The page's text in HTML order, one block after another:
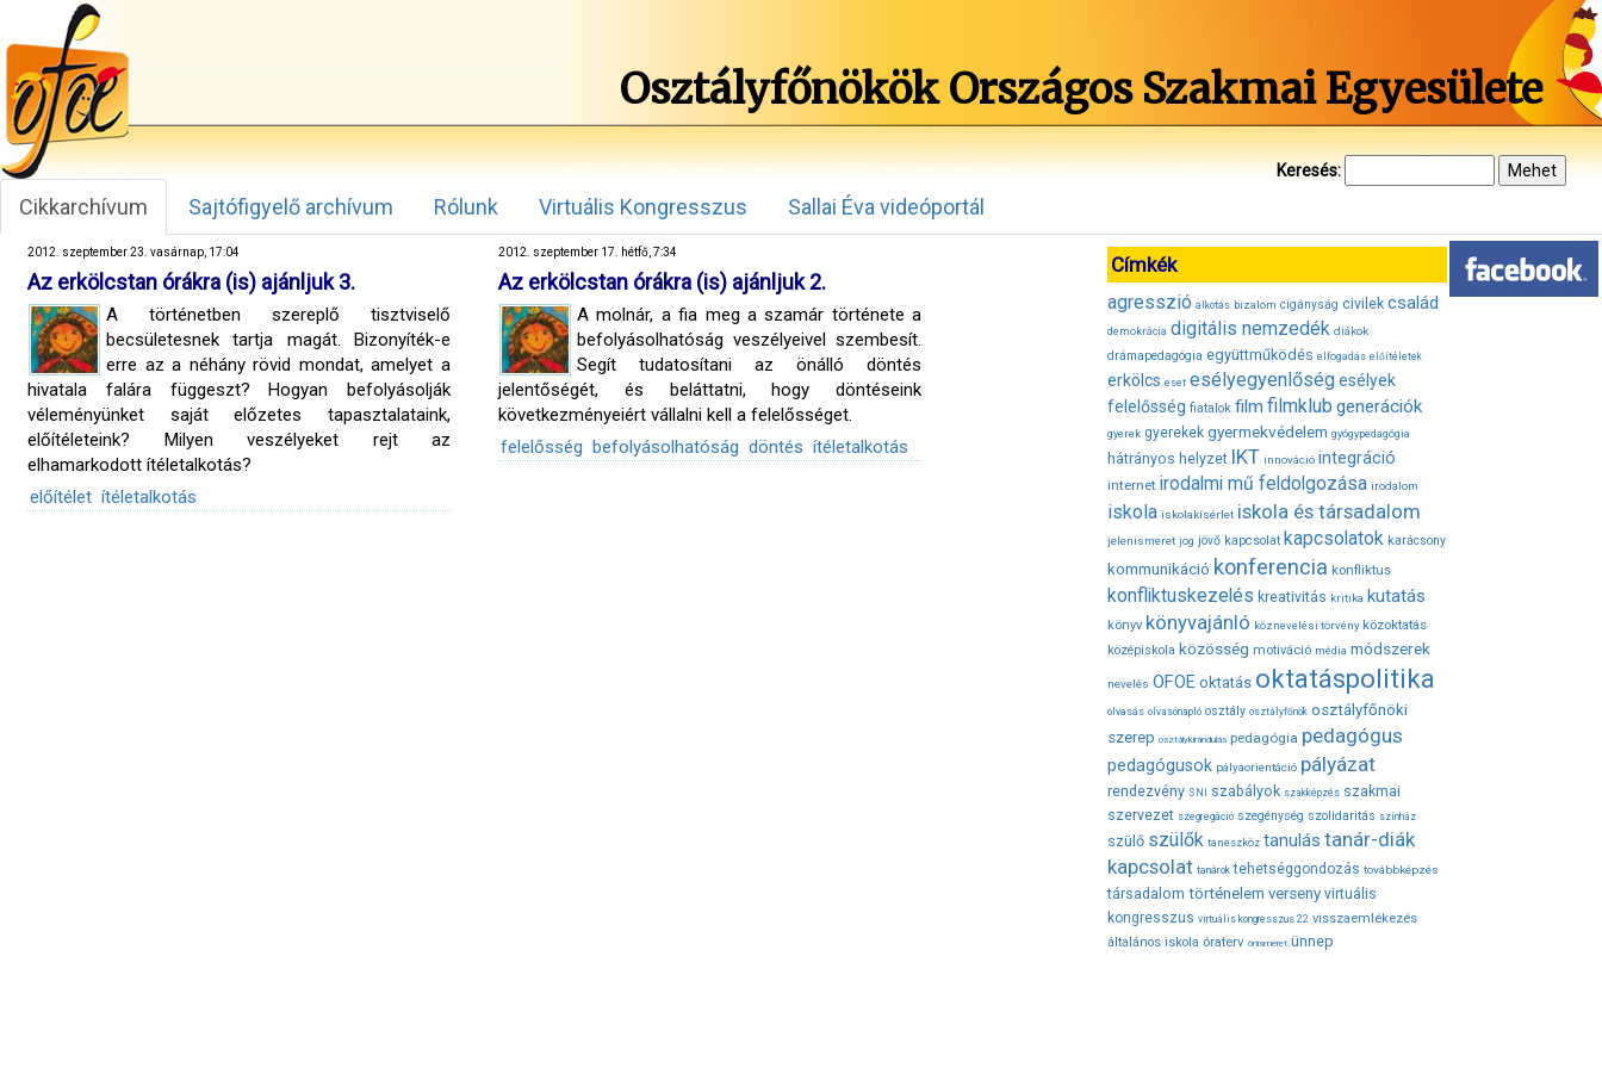
Osztályfőnökök Országos Szakmai Egyesülete
Keresés:
Cikkarchívum Sajtófigyelő archívum Rólunk Virtuális Kongresszus Sallai Éva videóportál
2012. szeptember 23. vasárnap, 17:04
Az erkölcstan órákra (is) ajánljuk 3.
A történetben szereplő tisztviselő
becsületesnek tartja magát. Bizonyíték-e
erre az a néhány rövid mondat, amelyet a
hivatala falára függeszt? Hogyan befolyásolják
véleményünket saját előzetes tapasztalataink,
előítéleteink? Milyen veszélyeket rejt az
elhamarkodott ítéletalkotás?
előítélet ítéletalkotás
2012. szeptember 17. hétfő, 7:34
Az erkölcstan órákra (is) ajánljuk 2.
A molnár, a fia meg a szamár története a
befolyásolhatóság veszélyeivel szembesít.
Segít tudatosítani az önálló döntés
jelentőségét, és beláttatni, hogy döntéseink
következményeiért vállalni kell a felelősséget.
felelősség befolyásolhatóság döntés ítéletalkotás
Címkék
agresszió alkotás bizalom cigányság civilek család
demokrácia digitális nemzedék diákok
drámapedagógia együttműködés elfogadás előítéletek
erkölcs eset esélyegyenlőségesélyek
felelősség fiatalok film filmklub generációk
gyerek gyerekek gyermekvédelem gyógypedagógia
hátrányos helyzet IKT innováció integráció
internet irodalmi mű feldolgozása irodalom
iskola iskolakísérlet iskola és társadalom
jelenismeret jog jövő kapcsolat kapcsolatok karácsony
kommunikáció konferencia konfliktus
konfliktuskezelés kreativitás kritika kutatás
könyv könyvajánló köznevelési törvény közoktatás
középiskola közösség motiváció média módszerek
nevelés OFOE oktatás oktatáspolitika
olvasás olvasónapló osztály osztályfőnök osztályfőnöki
szerep osztálykirándulás pedagógia pedagógus
pedagógusok pályaorientáció pályázat
rendezvény SNI szabályok szakképzés szakmai
szervezet szegregáció szegénység szolidaritás színház
szülő szülők taneszköz tanulás tanár-diák
kapcsolat tanárok tehetséggondozás továbbképzés
társadalom történelem verseny virtuális
kongresszus virtuális kongresszus 22 visszaemlékezés
általános iskola óraterv önismeret ünnep